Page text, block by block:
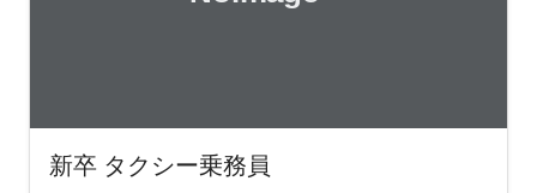
新卒 タクシー乗務員